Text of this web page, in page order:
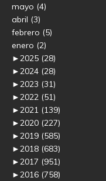
mayo (4)
abril (3)
febrero (5)
enero (2)
►2025 (28)
►2024 (28)
►2023 (31)
►2022 (51)
►2021 (139)
►2020 (227)
►2019 (585)
►2018 (683)
►2017 (951)
►2016 (758)